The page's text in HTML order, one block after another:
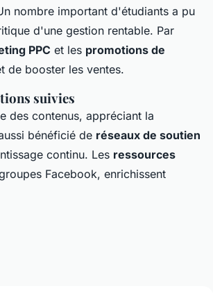
nombre important d'étudiants a pu
d'une gestion rentable. Par
PPC et les promotions de
de booster les ventes.
suivies
des contenus, appréciant la
bénéficié de réseaux de soutien
continu. Les ressources
Facebook, enrichissent